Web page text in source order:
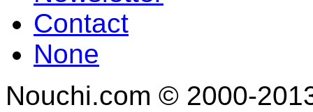
Contact
None
Nouchi.com © 2000-